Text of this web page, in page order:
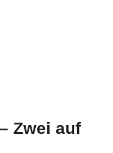
Zwei auf